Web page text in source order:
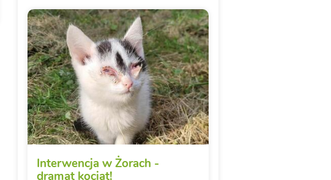
Interwencja w Żorach -
dramat kociąt!